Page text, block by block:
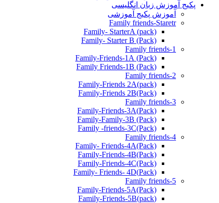
پکیج آموزش زبان انگلیسی
آموزش پکیج آموزشی
Family friends-Staretr
Family- StarterA (pack)
Family- Starter B (Pack)
Family friends-1
(Pack) Family-Friends-1A
(Pack) Family Friends-1B
Family friends-2
Family-Friends 2A(pack)
Family-Friends 2B(Pack)
Family friends-3
(Pack)Family-Friends-3A
Family-Family-3B (Pack)
Family -friends-3C(Pack)
Family friends-4
Family- Friends-4A(Pack)
Family-Friends-4B(Pack)
Family-Friends-4C(Pack)
(Pack)Family- Friends- 4D
Family friends-5
Family-Friends-5A(Pack)
(pack)Family-Friends-5B